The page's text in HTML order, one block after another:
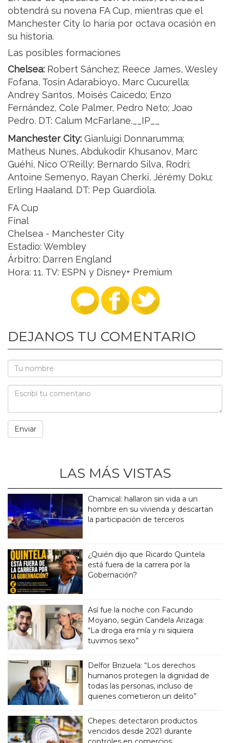
obtendrá su novena FA Cup, mientras que el
Manchester City lo haría por octava ocasión en
su historia.
Las posibles formaciones
Chelsea: Robert Sánchez; Reece James, Wesley
Fofana, Tosin Adarabioyo, Marc Cucurella;
Andrey Santos, Moisés Caicedo; Enzo
Fernández, Cole Palmer, Pedro Neto; Joao
Pedro. DT: Calum McFarlane.__IP__
Manchester City: Gianluigi Donnarumma;
Matheus Nunes, Abdukodir Khusanov, Marc
Guéhi, Nico O'Reilly; Bernardo Silva, Rodri;
Antoine Semenyo, Rayan Cherki, Jérémy Doku;
Erling Haaland. DT: Pep Guardiola.
FA Cup
Final
Chelsea - Manchester City
Estadio: Wembley
Árbitro: Darren England
Hora: 11. TV: ESPN y Disney+ Premium
DEJANOS TU COMENTARIO
LAS MÁS VISTAS
Chamical: hallaron sin vida a un
hombre en su vivienda y descartan
la participación de terceros
¿Quién dijo que Ricardo Quintela
está fuera de la carrera por la
Gobernación?
Así fue la noche con Facundo
Moyano, según Candela Arizaga:
“La droga era mía y ni siquiera
tuvimos sexo”
Delfor Brizuela: “Los derechos
humanos protegen la dignidad de
todas las personas, incluso de
quienes cometieron un delito”
Chepes: detectaron productos
vencidos desde 2021 durante